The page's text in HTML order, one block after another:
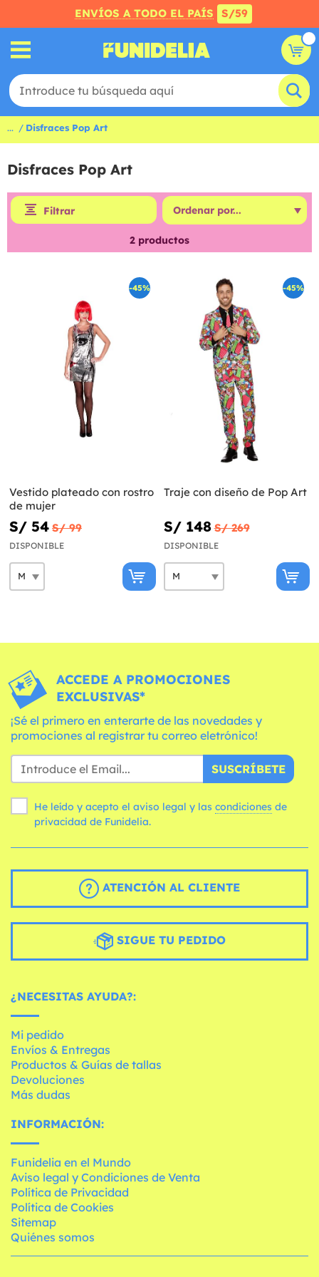
ENVÍOS A TODO EL PAÍS S/59
... Disfraces Pop Art
Disfraces Pop Art
Filtrar
2 productos
-45%
Vestido plateado con rostro
de mujer
S/ 54 S/ 99
DISPONIBLE
-45%
Traje con diseño de Pop Art
S/ 148 S/ 269
DISPONIBLE
ACCEDE A PROMOCIONES
EXCLUSIVAS*
¡Sé el primero en enterarte de las novedades y
promociones al registrar tu correo eletrónico!
SUSCRÍBETE
He leído y acepto el aviso legal y las condiciones
privacidad de Funidelia.
ATENCIÓN AL CLIENTE
SIGUE TU PEDIDO
¿NECESITAS AYUDA?:
Mi pedido
Envíos & Entregas
Productos & Guías de tallas
Devoluciones
Más dudas
INFORMACIÓN:
Funidelia en el Mundo
Aviso legal y Condiciones de Venta
Política de Privacidad
Política de Cookies
Sitemap
Quiénes somos